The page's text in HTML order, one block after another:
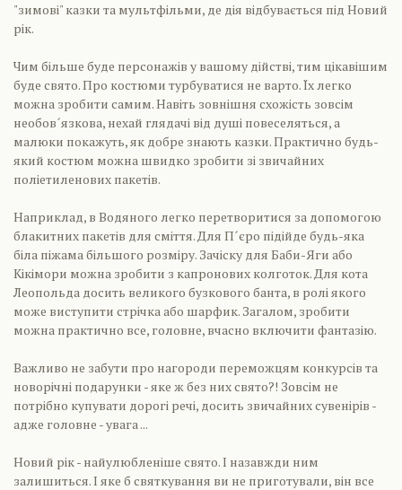
"зимові" казки та мультфільми, де дія відбувається під Новий
рік.
Чим більше буде персонажів у вашому дійстві, тим цікавішим
буде свято. Про костюми турбуватися не варто. Їх легко
можна зробити самим. Навіть зовнішня схожість зовсім
необов´язкова, нехай глядачі від душі повеселяться, а
малюки покажуть, як добре знають казки. Практично будь-
який костюм можна швидко зробити зі звичайних
поліетиленових пакетів.
Наприклад, в Водяного легко перетворитися за допомогою
блакитних пакетів для сміття. Для П´єро підійде будь-яка
біла піжама більшого розміру. Зачіску для Баби-Яги або
Кікімори можна зробити з капронових колготок. Для кота
Леопольда досить великого бузкового банта, в ролі якого
може виступити стрічка або шарфик. Загалом, зробити
можна практично все, головне, вчасно включити фантазію.
Важливо не забути про нагороди переможцям конкурсів та
новорічні подарунки - яке ж без них свято?! Зовсім не
потрібно купувати дорогі речі, досить звичайних сувенірів -
адже головне - увага ...
Новий рік - найулюбленіше свято. І назавжди ним
залишиться. І яке б святкування ви не приготували, він все